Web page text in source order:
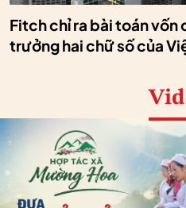
Fitch chỉ ra bài toán vốn
trưởng hai chữ số của